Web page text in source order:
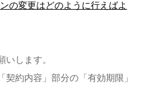
の変更はどのように行えばよ
します。
契約内容」部分の「有効期限」